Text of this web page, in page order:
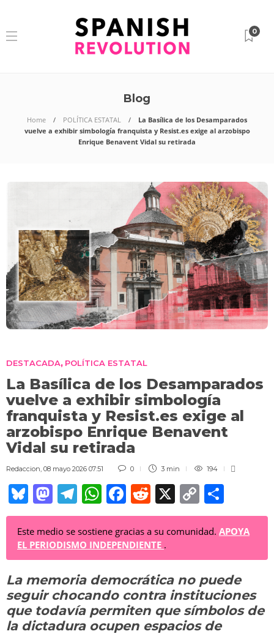
0
Blog
Home POLÍTICA ESTATAL
La Basílica de los Desamparados
vuelve a exhibir simbología franquista y Resist.es exige al arzobispo
Enrique Benavent Vidal su retirada
DESTACADA, POLÍTICA ESTATAL
La Basílica de los Desamparados
vuelve a exhibir simbología
franquista y Resist.es exige al
arzobispo Enrique Benavent
Vidal su retirada
Redaccion 08 mayo 2026 07:51 0 3 min 194
Bl
u
e
sk
y
M
a
st
o
d
o
n
T
el
e
gr
a
m
W
h
at
s
A
p
p
F
a
c
e
b
o
o
R
e
d
di
t
X C
o
p
Li
n
k
o
m
ar
tir
Este medio se sostiene gracias a su comunidad. APOYA
EL PERIODISMO INDEPENDIENTE .
La memoria democrática no puede
seguir chocando contra instituciones
que todavía permiten que símbolos de
la dictadura ocupen espacios de